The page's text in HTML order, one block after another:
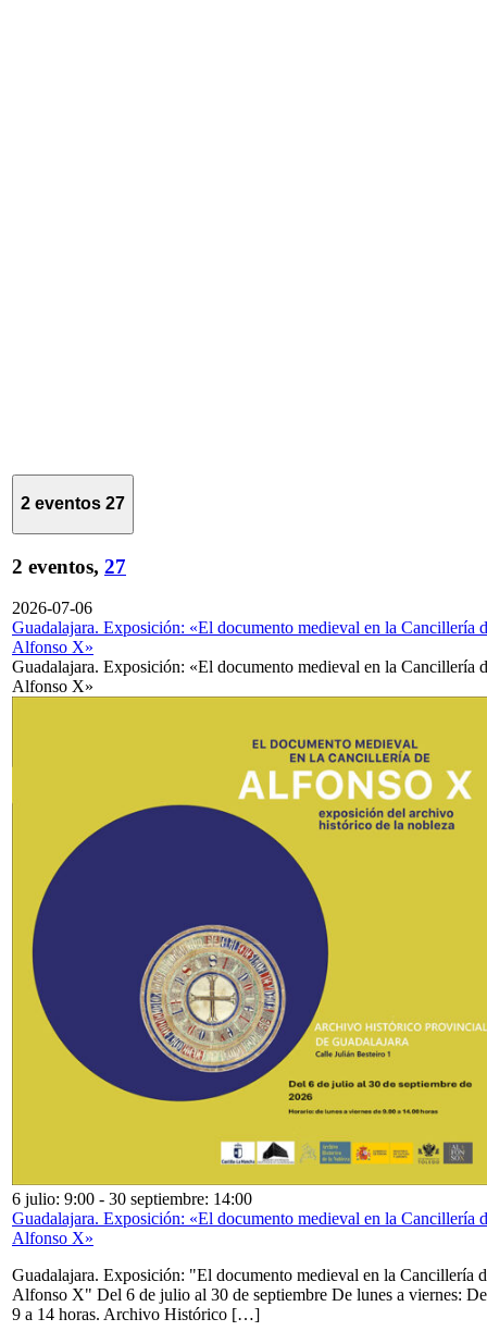
2 eventos 27
2 eventos, 27
2026-07-06
Guadalajara. Exposición: «El documento medieval en la Cancillería
Alfonso X»
Guadalajara. Exposición: «El documento medieval en la Cancillería
Alfonso X»
6 julio: 9:00 - 30 septiembre: 14:00
Guadalajara. Exposición: «El documento medieval en la Cancillería
Alfonso X»
Guadalajara. Exposición: "El documento medieval en la Cancillería
Alfonso X" Del 6 de julio al 30 de septiembre De lunes a viernes: De
9 a 14 horas. Archivo Histórico […]